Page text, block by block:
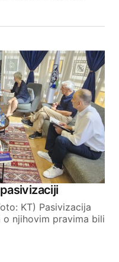
KT) Pasivizacija
o njihovim pravima bili